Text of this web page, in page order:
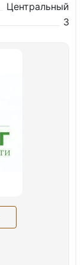
Центральный
3